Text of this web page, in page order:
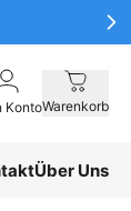
KontoWarenkorb
Über Uns